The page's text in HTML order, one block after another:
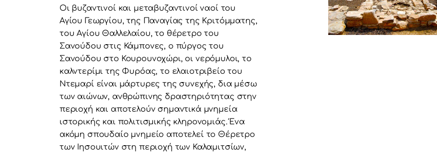
Οι βυζαντινοί και μεταβυζαντινοί ναοί του
Αγίου Γεωργίου, της Παναγίας της Κριτόμματης,
του Αγίου Θαλλελαίου, το θέρετρο του
Σανούδου στις Κάμπονες, ο πύργος του
Σανούδου στο Κουρουνοχώρι, οι νερόμυλοι, το
καλντερίμι της Φυρόας, το ελαιοτριβείο του
Ντεμαρί είναι μάρτυρες της συνεχής, δια μέσω
των αιώνων, ανθρώπινης δραστηριότητας στην
περιοχή και αποτελούν σημαντικά μνημεία
ιστορικής και πολιτισμικής κληρονομιάς. Ένα
ακόμη σπουδαίο μνημείο αποτελεί το Θέρετρο
των Ιησουιτών στη περιοχή των Καλαμιτσίων,